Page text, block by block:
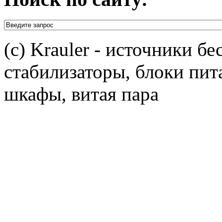
(c) Krauler - источники
стабилизаторы, блоки
шкафы, витая пара